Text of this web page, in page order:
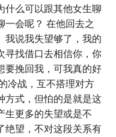
什么可以跟其他女生聊
一会呢？ 在他回去之
我说我失望够了，我的
寻找借口去相信你，你
要挽回我，可我真的好
冷战，互不搭理对方
方式，但怕的是就是这
生更多的失望或是不
绝望，不对这段关系有